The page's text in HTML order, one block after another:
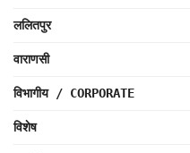
ललितपुर
वाराणसी
विभागीय / CORPORATE
विशेष